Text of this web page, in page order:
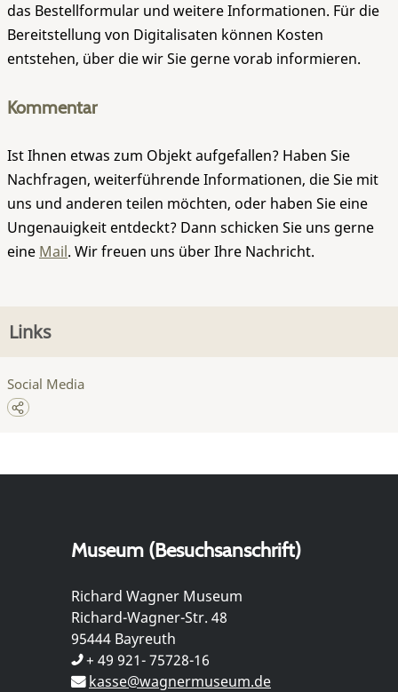
das Bestellformular und weitere Informationen. Für die
Bereitstellung von Digitalisaten können Kosten
entstehen, über die wir Sie gerne vorab informieren.
Kommentar
Ist Ihnen etwas zum Objekt aufgefallen? Haben Sie
Nachfragen, weiterführende Informationen, die Sie mit
uns und anderen teilen möchten, oder haben Sie eine
Ungenauigkeit entdeckt? Dann schicken Sie uns gerne
eine Mail. Wir freuen uns über Ihre Nachricht.
Links
Social Media
Museum (Besuchsanschrift)
Richard Wagner Museum
Richard-Wagner-Str. 48
95444 Bayreuth
+ 49 921- 75728-16
kasse@wagnermuseum.de